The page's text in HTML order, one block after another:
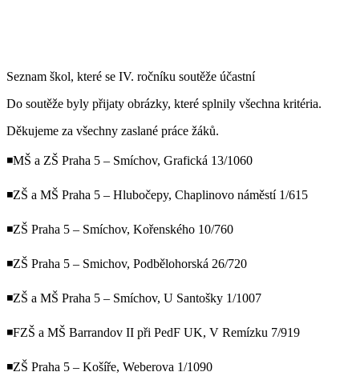
Seznam škol, které se IV. ročníku soutěže účastní
Do soutěže byly přijaty obrázky, které splnily všechna kritéria.
Děkujeme za všechny zaslané práce žáků.
◾MŠ a ZŠ Praha 5 – Smíchov, Grafická 13/1060
◾ZŠ a MŠ Praha 5 – Hlubočepy, Chaplinovo náměstí 1/615
◾ZŠ Praha 5 – Smíchov, Kořenského 10/760
◾ZŠ Praha 5 – Smichov, Podbělohorská 26/720
◾ZŠ a MŠ Praha 5 – Smíchov, U Santošky 1/1007
◾FZŠ a MŠ Barrandov II při PedF UK, V Remízku 7/919
◾ZŠ Praha 5 – Košíře, Weberova 1/1090